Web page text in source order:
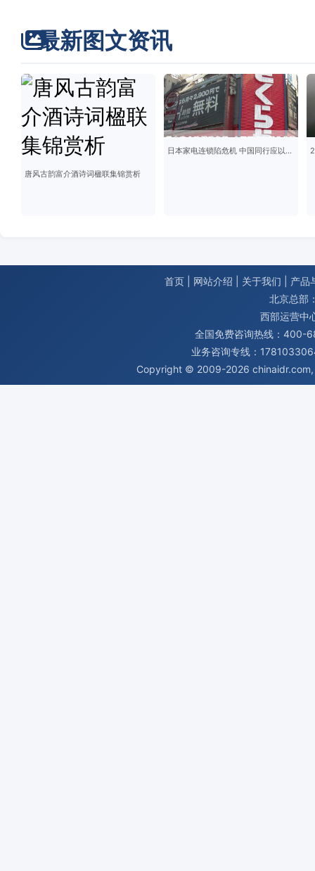
最新图文资讯
唐风古韵富介酒诗词楹联集锦赏析
日本家电连锁陷危机 中国同行应以此为鉴
首页 网站介绍 关于我们
产品
北京总部
西部运营中
全国免费咨询热线：400-
业务咨询专线：
Copyright © 2009-2026 chinaidr.com